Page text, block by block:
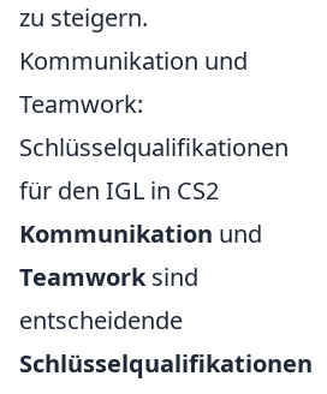
zu steigern.
Kommunikation und
Teamwork:
Schlüsselqualifikationen
für den IGL in CS2
Kommunikation und
Teamworksind
entscheidende
Schlüsselqualifikationen